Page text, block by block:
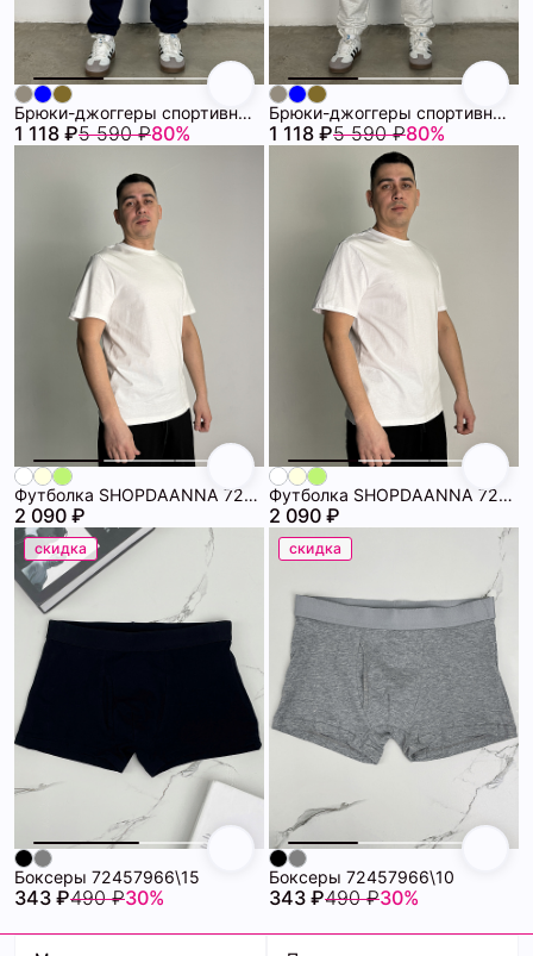
Брюки-джоггеры спортивные мужские SHOPDAANNA 72459328\63
1 118 ₽5 590 ₽80%
Брюки-джоггеры спортивные мужские SHOPDAANNA 72459328\1225
1 118 ₽5 590 ₽80%
Футболка SHOPDAANNA 72459008\751
2 090 ₽
Футболка SHOPDAANNA 72459008\25
2 090 ₽
скидка
Боксеры 72457966\15
343 ₽490 ₽30%
скидка
Боксеры 72457966\10
343 ₽490 ₽30%